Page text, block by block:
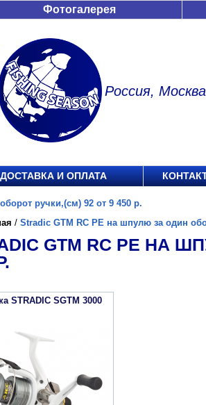
Фотогалерея
Россия, Москва
ДОСТАВКА И ОПЛАТА
ручки,(см) 92 от 9 450 р.
/ Stradic GTM RC PE на шпулю за один
GTM RC PE НА
STRADIC SGTM 3000